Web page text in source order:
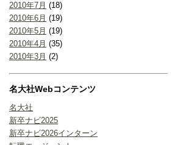
2010年7月 (18)
2010年6月 (19)
2010年5月 (19)
2010年4月 (35)
2010年3月 (2)
名大社Webコンテンツ
名大社
新卒ナビ2025
新卒ナビ2026インターン